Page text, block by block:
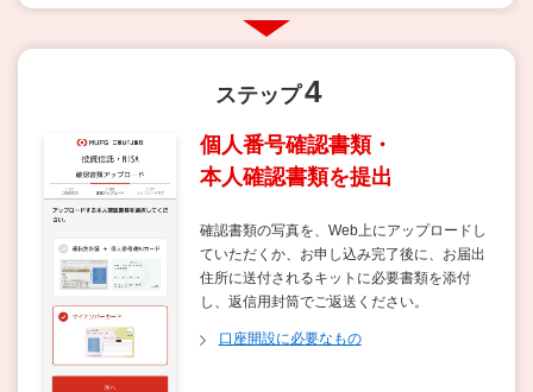
ステップ4
個人番号確認書類・
本人確認書類を提出
確認書類の写真を、Web上にアップロードし
ていただくか、お申し込み完了後に、お届出
住所に送付されるキットに必要書類を添付
し、返信用封筒でご返送ください。
口座開設に必要なもの